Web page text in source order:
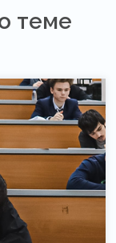
теме